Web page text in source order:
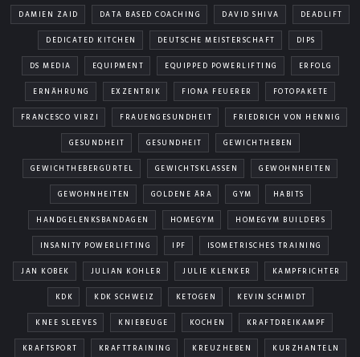
DAMIEN ZAID DATA BASED COACHING DAVID SHIVA DEADLIFT
DEDICATED KITCHEN DEUTSCHE MEISTERSCHAFT DIPS
DS MEDIA EQUIPMENT EQUIPPED POWERLIFTING ERFOLG
ERNÄHRUNG EXZENTRIK FIONA FEUERER FOTOPAKETE
FRANCESCO VIRZI FRAUENGESUNDHEIT FRIEDRICH VON HENNIG
GESUNDHEIT GESUNDHEIT GEWICHTHEBEN
GEWICHTHEBERGÜRTEL GEWICHTSKLASSEN GEWOHNHEITEN
GEWOHNHEITEN GOLDENE ÄRA GYM HABITS
HANDGELENKSBANDAGEN HOMEGYM HOMEGYM BUILDERS
INSANITY POWERLIFTING IPF ISOMETRISCHES TRAINING
JAN KOBEK JULIAN KOHLER JULIE KLENKER KAMPFRICHTER
KDK KDK SCHWEIZ KETOGEN KEVIN SCHMIDT
KNEE SLEEVES KNIEBEUGE KOCHEN KRAFTDREIKAMPF
KRAFTSPORT KRAFTTRAINING KREUZHEBEN KURZHANTELN